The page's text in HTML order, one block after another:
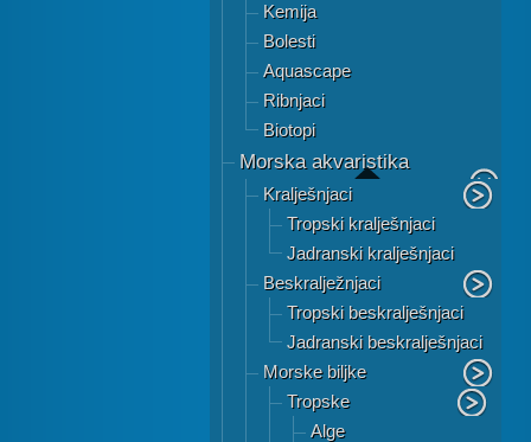
Kemija
Bolesti
Aquascape
Ribnjaci
Biotopi
Morska akvaristika
Kralješnjaci
Tropski kralješnjaci
Jadranski kralješnjaci
Beskralježnjaci
Tropski beskralješnjaci
Jadranski beskralješnjaci
Morske biljke
Tropske
Alge